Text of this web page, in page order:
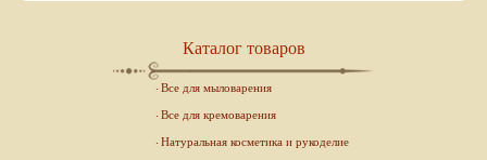
Каталог товаров
Все для мыловарения
Все для кремоварения
Натуральная косметика и рукоделие